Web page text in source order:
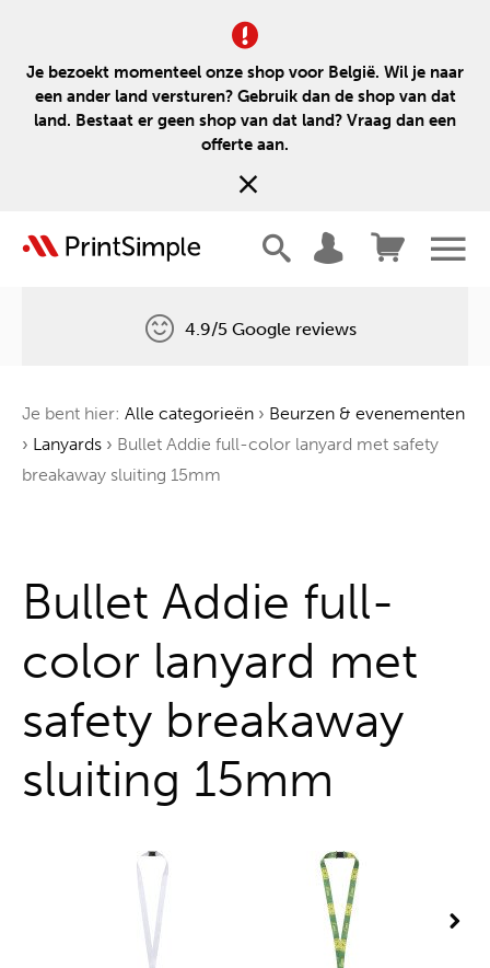
Je bezoekt momenteel onze shop voor België. Wil je naar
een ander land versturen? Gebruik dan de shop van dat
land. Bestaat er geen shop van dat land? Vraag dan een
offerte aan.
Één boom voor elke bestelling
4.9/5 Google reviews
Je bent hier: Alle categorieën › Beurzen & evenementen
› Lanyards › Bullet Addie full-color lanyard met safety
breakaway sluiting 15mm
Bullet Addie full-
color lanyard met
safety breakaway
sluiting 15mm